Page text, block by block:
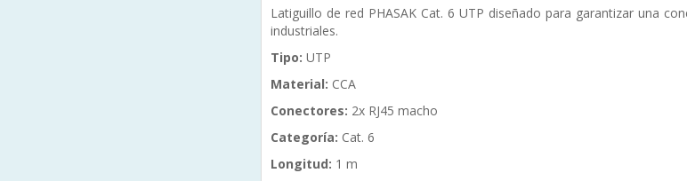
Latiguillo de red PHASAK Cat. 6 UTP diseñado para garantizar una
industriales.
Tipo: UTP
Material: CCA
Conectores: 2x RJ45 macho
Categoría: Cat. 6
Longitud: 1 m